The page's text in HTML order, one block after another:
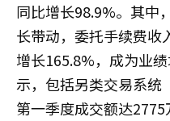
同比增长98.9%。其中
长带动，委托手续费收
增长165.8%，成为业
示，包括另类交易系统
第一季度成交额达